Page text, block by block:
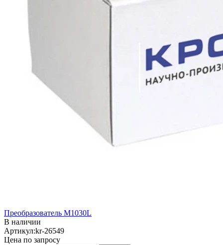
Преобразователь M1030L
В наличии
Артикул:kr-26549
Цена по запросу